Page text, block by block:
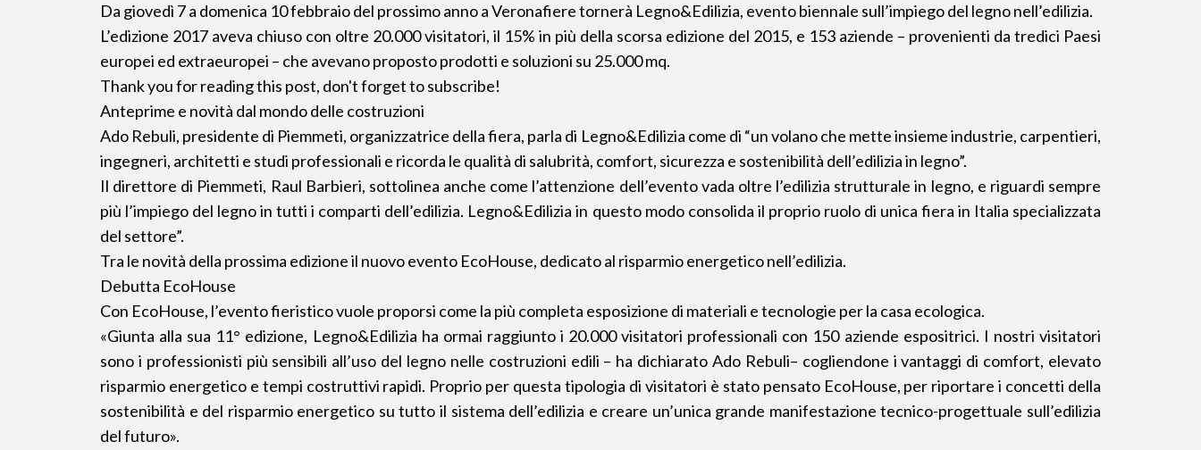
Da giovedì 7 a domenica 10 febbraio del prossimo anno a Veronafiere tornerà Legno&Edilizia, evento biennale sull’impiego del legno nell’edilizia.
L’edizione 2017 aveva chiuso con oltre 20.000 visitatori, il 15% in più della scorsa edizione del 2015, e 153 aziende – provenienti da tredici Paesi
europei ed extraeuropei – che avevano proposto prodotti e soluzioni su 25.000 mq.
Thank you for reading this post, don't forget to subscribe!
Anteprime e novità dal mondo delle costruzioni
Ado Rebuli, presidente di Piemmeti, organizzatrice della fiera, parla di Legno&Edilizia come di “un volano che mette insieme industrie, carpentieri,
ingegneri, architetti e studi professionali e ricorda le qualità di salubrità, comfort, sicurezza e sostenibilità dell’edilizia in legno”.
Il direttore di Piemmeti, Raul Barbieri, sottolinea anche come l’attenzione dell’evento vada oltre l’edilizia strutturale in legno, e riguardi sempre
più l’impiego del legno in tutti i comparti dell’edilizia. Legno&Edilizia in questo modo consolida il proprio ruolo di unica fiera in Italia specializzata
del settore”.
Tra le novità della prossima edizione il nuovo evento EcoHouse, dedicato al risparmio energetico nell’edilizia.
Debutta EcoHouse
Con EcoHouse, l’evento fieristico vuole proporsi come la più completa esposizione di materiali e tecnologie per la casa ecologica.
«Giunta alla sua 11° edizione, Legno&Edilizia ha ormai raggiunto i 20.000 visitatori professionali con 150 aziende espositrici. I nostri visitatori
sono i professionisti più sensibili all’uso del legno nelle costruzioni edili – ha dichiarato Ado Rebuli– cogliendone i vantaggi di comfort, elevato
risparmio energetico e tempi costruttivi rapidi. Proprio per questa tipologia di visitatori è stato pensato EcoHouse, per riportare i concetti della
sostenibilità e del risparmio energetico su tutto il sistema dell’edilizia e creare un’unica grande manifestazione tecnico-progettuale sull’edilizia
del futuro».